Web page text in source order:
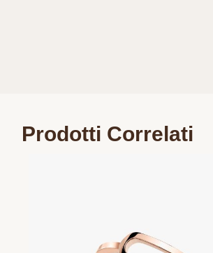
Prodotti Correlati